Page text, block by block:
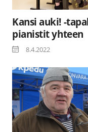
Kansi auki! -
pianistit yhteen
8.4.2022